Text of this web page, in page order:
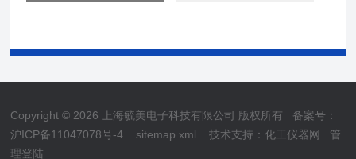
Copyright © 2026 上海毓美电子科技有限公司 版权所有 备案号：
沪ICP备11047078号-4
sitemap.xml 技术支持：化工仪器网
管
理登陆